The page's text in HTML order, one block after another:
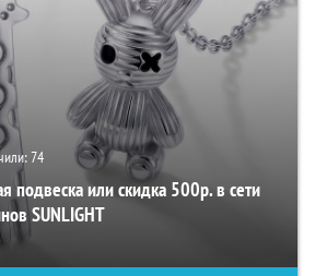
74
подвеска или скидка 500р. в сети
SUNLIGHT